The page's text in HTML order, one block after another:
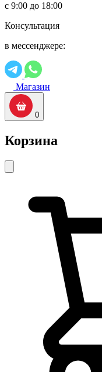
с 9:00 до 18:00
Консультация
в мессенджере:
Магазин
0
Корзина